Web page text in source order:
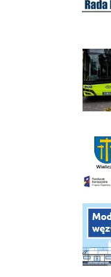
link do
link do